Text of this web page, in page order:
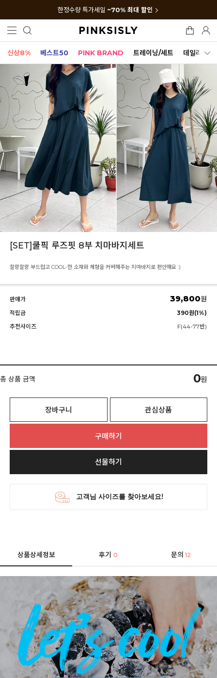
한정수량 특가세일 ~70% 최대 할인
신상8% 베스트50 PINK BRAND 트레이닝/세트 데일리세트
[SET]쿨픽 루즈핏 8부 치마바지세트
찰랑찰랑 부드럽고 COOL-한 소재와 체형을 커버해주는 치마바지로 편안해요 :)
판매가 39,800원
적립금
390원(1%)
추천사이즈
F(44-77반)
총 상품 금액 0원
장바구니 관심상품
구매하기
선물하기
상품상세정보 후기0 문의 12